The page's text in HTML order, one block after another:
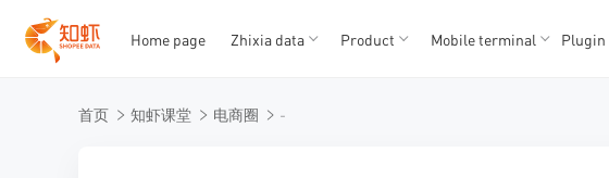
Home page Zhixia data Product Mobile terminal Plugin
首页 知虾课堂 电商圈 -